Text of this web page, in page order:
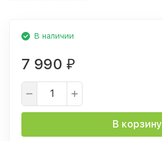
В наличии
7 990 ₽
В корзину